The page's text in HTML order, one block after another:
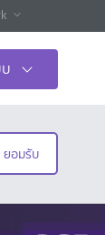
ยอมรับ